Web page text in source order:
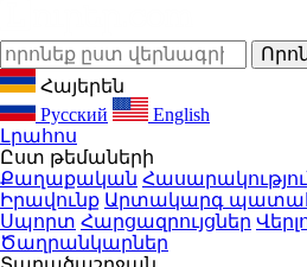
Հայերեն
Русский
English
Լրահոս
Ըստ թեմաների
Քաղաքական
Իրավունք Արտակարգ
Սպորտ Հարցազրույցներ
Ծաղրանկարներ